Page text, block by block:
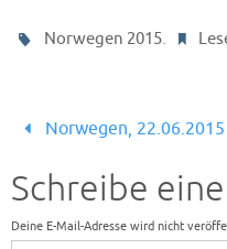
Norwegen 2015.
Norwegen, 22.06.2015
Schreibe
Deine E-Mail-Adresse wird nicht